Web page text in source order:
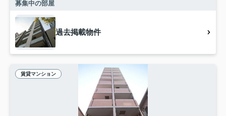
募集中の部屋
過去掲載物件
賃貸マンション